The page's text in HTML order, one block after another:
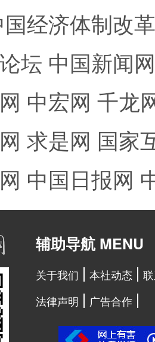
国经济体制改
坛 中国新闻网
中宏网 千龙
求是网 国家
中国日报网
辅助导航 MENU
关于我们 本社动态
法律声明
广告合作